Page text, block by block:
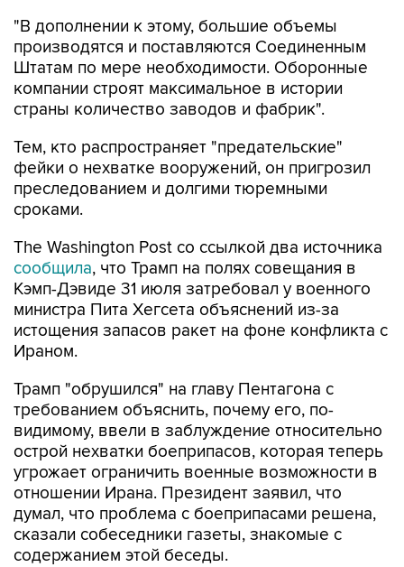
"В дополнении к этому, большие объемы
производятся и поставляются Соединенным
Штатам по мере необходимости. Оборонные
компании строят максимальное в истории
страны количество заводов и фабрик".
Тем, кто распространяет "предательские"
фейки о нехватке вооружений, он пригрозил
преследованием и долгими тюремными
сроками.
The Washington Post со ссылкой два источника
сообщила, что Трамп на полях совещания в
Кэмп-Дэвиде 31 июля затребовал у военного
министра Пита Хегсета объяснений из-за
истощения запасов ракет на фоне конфликта с
Ираном.
Трамп "обрушился" на главу Пентагона с
требованием объяснить, почему его, по-
видимому, ввели в заблуждение относительно
острой нехватки боеприпасов, которая теперь
угрожает ограничить военные возможности в
отношении Ирана. Президент заявил, что
думал, что проблема с боеприпасами решена,
сказали собеседники газеты, знакомые с
содержанием этой беседы.